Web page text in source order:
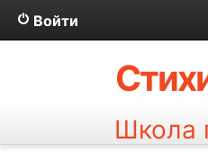
Войти
Школа